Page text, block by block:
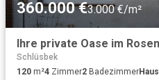
360.000 €3.000 €/m²
Schlüsbek
120 m²4 Zimmer2 BadezimmerHaus